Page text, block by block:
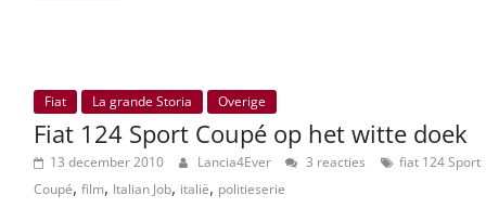
Fiat La grande Storia Overige
Fiat 124 Sport Coupé op het witte doek
13 december 2010 Lancia4Ever 3 reacties
fiat 124 Sport
Coupé, film, Italian Job, italië, politieserie